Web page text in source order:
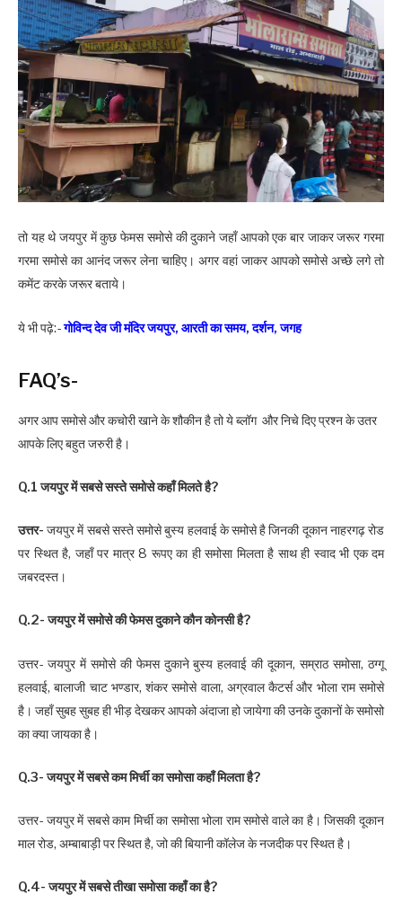
तो यह थे जयपुर में कुछ फेमस समोसे की दुकाने जहाँ आपको एक बार जाकर जरूर गरमा
गरमा समोसे का आनंद जरूर लेना चाहिए। अगर वहां जाकर आपको समोसे अच्छे लगे तो
कमेंट करके जरूर बताये।
ये भी पढ़े:-गोविन्द देव जी मंदिर जयपुर, आरती का समय, दर्शन, जगह
FAQ’s-
अगर आप समोसे और कचोरी खाने के शौकीन है तो ये ब्लॉग और निचे दिए प्रश्न के उतर
आपके लिए बहुत जरुरी है।
Q.1 जयपुर में सबसे सस्ते समोसे कहाँ मिलते है?
उत्तर- जयपुर में सबसे सस्ते समोसे बुस्य हलवाई के समोसे है जिनकी दूकान नाहरगढ़ रोड
पर स्थित है, जहाँ पर मात्र 8 रूपए का ही समोसा मिलता है साथ ही स्वाद भी एक दम
जबरदस्त।
Q.2- जयपुर में समोसे की फेमस दुकाने कौन कोनसी है?
उत्तर- जयपुर में समोसे की फेमस दुकाने बुस्य हलवाई की दूकान, सम्राठ समोसा, ठग्गू
हलवाई, बालाजी चाट भण्डार, शंकर समोसे वाला, अग्रवाल कैटर्स और भोला राम समोसे
है। जहाँ सुबह सुबह ही भीड़ देखकर आपको अंदाजा हो जायेगा की उनके दुकानों के समोसो
का क्या जायका है।
Q.3- जयपुर में सबसे कम मिर्ची का समोसा कहाँ मिलता है?
उत्तर- जयपुर में सबसे काम मिर्ची का समोसा भोला राम समोसे वाले का है। जिसकी दूकान
माल रोड, अम्बाबाड़ी पर स्थित है, जो की बियानी कॉलेज के नजदीक पर स्थित है।
Q.4- जयपुर में सबसे तीखा समोसा कहाँ का है?